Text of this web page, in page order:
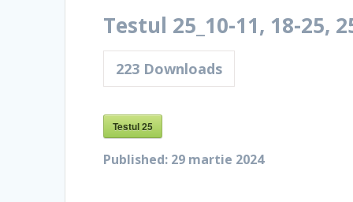
Testul 25_10-11, 18-25,
223 Downloads
Testul 25
Published: 29 martie 2024